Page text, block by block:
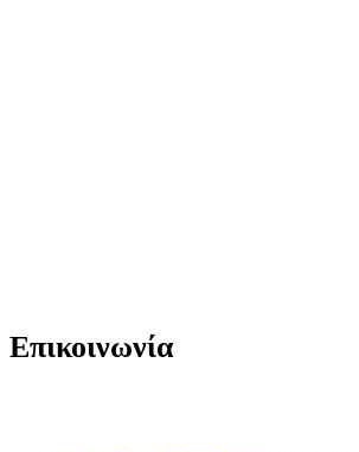
Επικοινωνία